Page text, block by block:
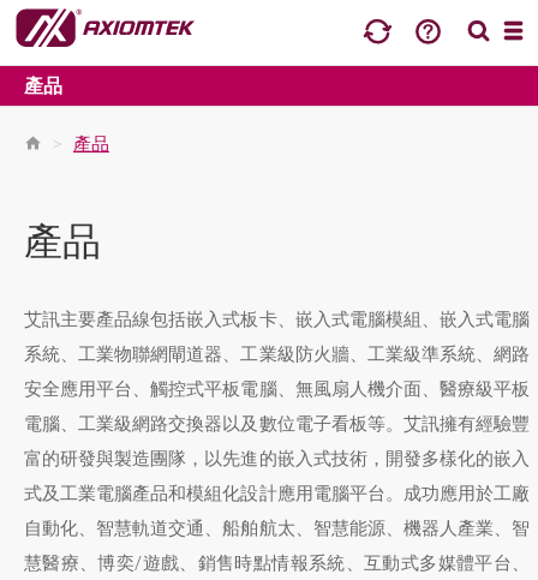
產品
> 產品
產品
艾訊主要產品線包括嵌入式板卡、嵌入式電腦模組、嵌入式電腦
系統、工業物聯網閘道器、工業級防火牆、工業級準系統、網路
安全應用平台、觸控式平板電腦、無風扇人機介面、醫療級平板
電腦、工業級網路交換器以及數位電子看板等。艾訊擁有經驗豐
富的研發與製造團隊，以先進的嵌入式技術，開發多樣化的嵌入
式及工業電腦產品和模組化設計應用電腦平台。成功應用於工廠
自動化、智慧軌道交通、船舶航太、智慧能源、機器人產業、智
慧醫療、博奕/遊戲、銷售時點情報系統、互動式多媒體平台、